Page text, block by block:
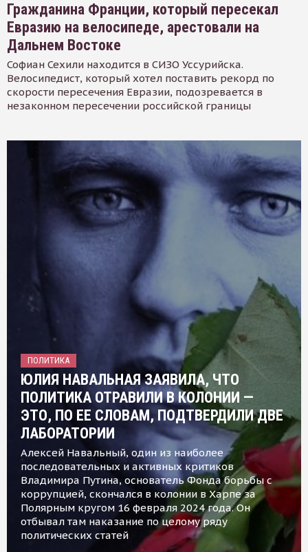
Гражданина Франции, который пересекал
Евразию на велосипеде, арестовали на
Дальнем Востоке
Софиан Сехили находится в СИЗО Уссурийска.
Велосипедист, который хотел поставить рекорд по
скорости пересечения Евразии, подозревается в
незаконном пересечении российской границы
ПОЛИТИКА
ЮЛИЯ НАВАЛЬНАЯ ЗАЯВИЛА, ЧТО
ПОЛИТИКА ОТРАВИЛИ В КОЛОНИИ —
ЭТО, ПО ЕЕ СЛОВАМ, ПОДТВЕРДИЛИ ДВЕ
ЛАБОРАТОРИИ
Алексей Навальный, один из наиболее
последовательных и активных критиков
Владимира Путина, основатель Фонда борьбы с
коррупцией, скончался в колонии в Харпе за
Полярным кругом 16 февраля 2024 года. Он
отбывал там наказание по целому ряду
политических статей